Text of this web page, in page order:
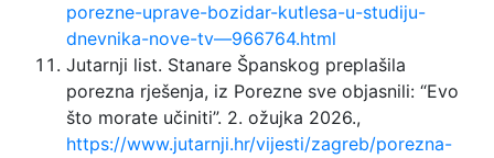
porezne-uprave-bozidar-kutlesa-u-studiju-
dnevnika-nove-tv—966764.html
Jutarnji list. Stanare Španskog preplašila
porezna rješenja, iz Porezne sve objasnili: “Evo
što morate učiniti”. 2. ožujka 2026.,
https://www.jutarnji.hr/vijesti/zagreb/porezna-